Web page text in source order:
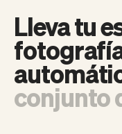
Lleva tu
conjunto